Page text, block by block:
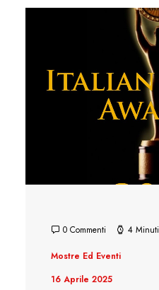
0 Commenti 4 Minuti
Mostre Ed Eventi
16 Aprile 2025